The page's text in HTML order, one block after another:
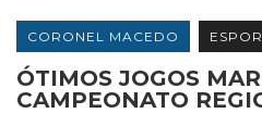
CORONEL MACEDO
ÓTIMOS JOGOS
CAMPEONATO